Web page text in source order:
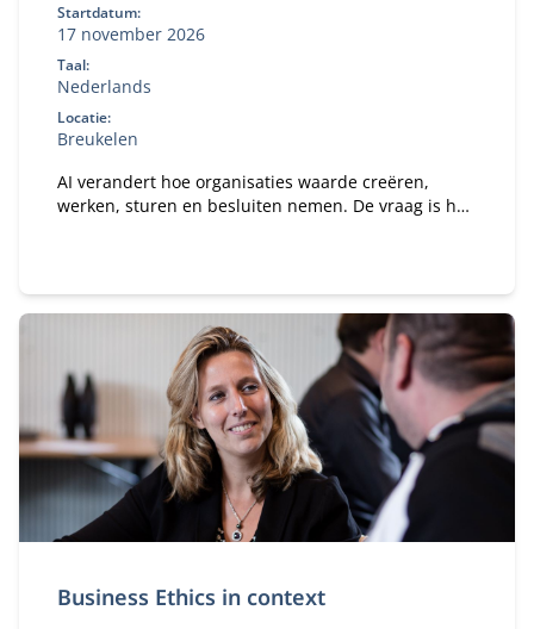
Startdatum:
17 november 2026
Taal:
Nederlands
Locatie:
Breukelen
AI verandert hoe organisaties waarde creëren,
werken, sturen en besluiten nemen. De vraag is hoe
toezichthouder.
Business Ethics in context